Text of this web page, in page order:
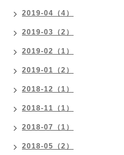
2019-04（4）
2019-03（2）
2019-02（1）
2019-01（2）
2018-12（1）
2018-11（1）
2018-07（1）
2018-05（2）